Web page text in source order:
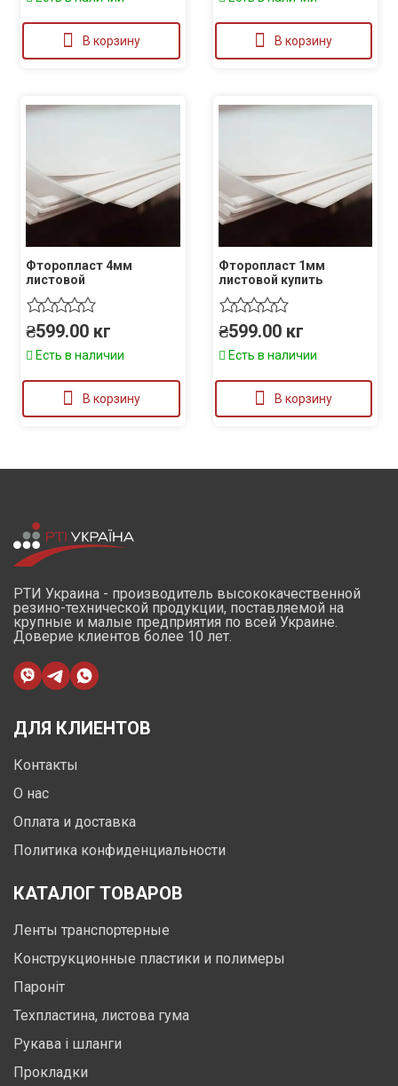
В корзину В корзину
Фторопласт 4мм
листовой
₴599.00 кг
Есть в наличии
В корзину
Фторопласт 1мм
листовой купить
₴599.00 кг
Есть в наличии
В корзину
РТИ Украина - производитель высококачественной
резино-технической продукции, поставляемой на
крупные и малые предприятия по всей Украине.
Доверие клиентов более 10 лет.
ДЛЯ КЛИЕНТОВ
Контакты
О нас
Оплата и доставка
Политика конфиденциальности
КАТАЛОГ ТОВАРОВ
Ленты транспортерные
Конструкционные пластики и полимеры
Пароніт
Техпластина, листова гума
Рукава і шланги
Прокладки